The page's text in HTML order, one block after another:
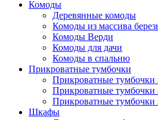
Комоды
Деревянные комоды
Комоды из массива
Комоды Верди
Комоды для дачи
Комоды в спальню
Прикроватные тумбочки
Прикроватные тумбочки
Прикроватные тумбочки
Прикроватные тумбочки
Шкафы